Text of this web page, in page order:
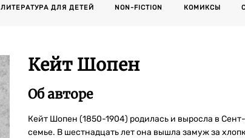
ЛИТЕРАТУРА ДЛЯ ДЕТЕЙ NON-FICTION КОМИКСЫ
Кейт Шопен
Об авторе
Кейт Шопен (1850-1904) родилась и выросла в
семье. В шестнадцать лет она вышла замуж за